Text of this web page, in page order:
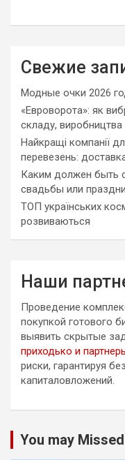
Свежие
Модные очки 2026
«Евроворота»: як
складу, виробництва
Найкращі компанії
перевезень:
Каким должен быть
свадьбы или
ТОП українських
розвиваються
Наши
Проведение
покупкой готового
выявить скрытые
приходько и
риски, гарантируя
капиталовложений.
You may Missed